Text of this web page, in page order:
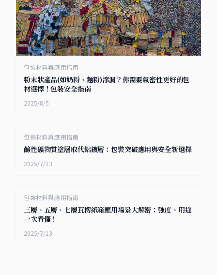
包裝材料與應用指南
粉末狀產品(如奶粉、麵粉)滲漏？你需要氣密性更好的包
材選擇！包裝安全指南
2025/8/5
包裝材料與應用指南
鹼性礦物質塗層取代鋁鍍層：包裝突破應用與安全新選擇
2025/7/13
包裝材料與應用指南
三層、五層、七層瓦楞紙箱應用場景大解密：強度、用途
一次看懂！
2025/7/13